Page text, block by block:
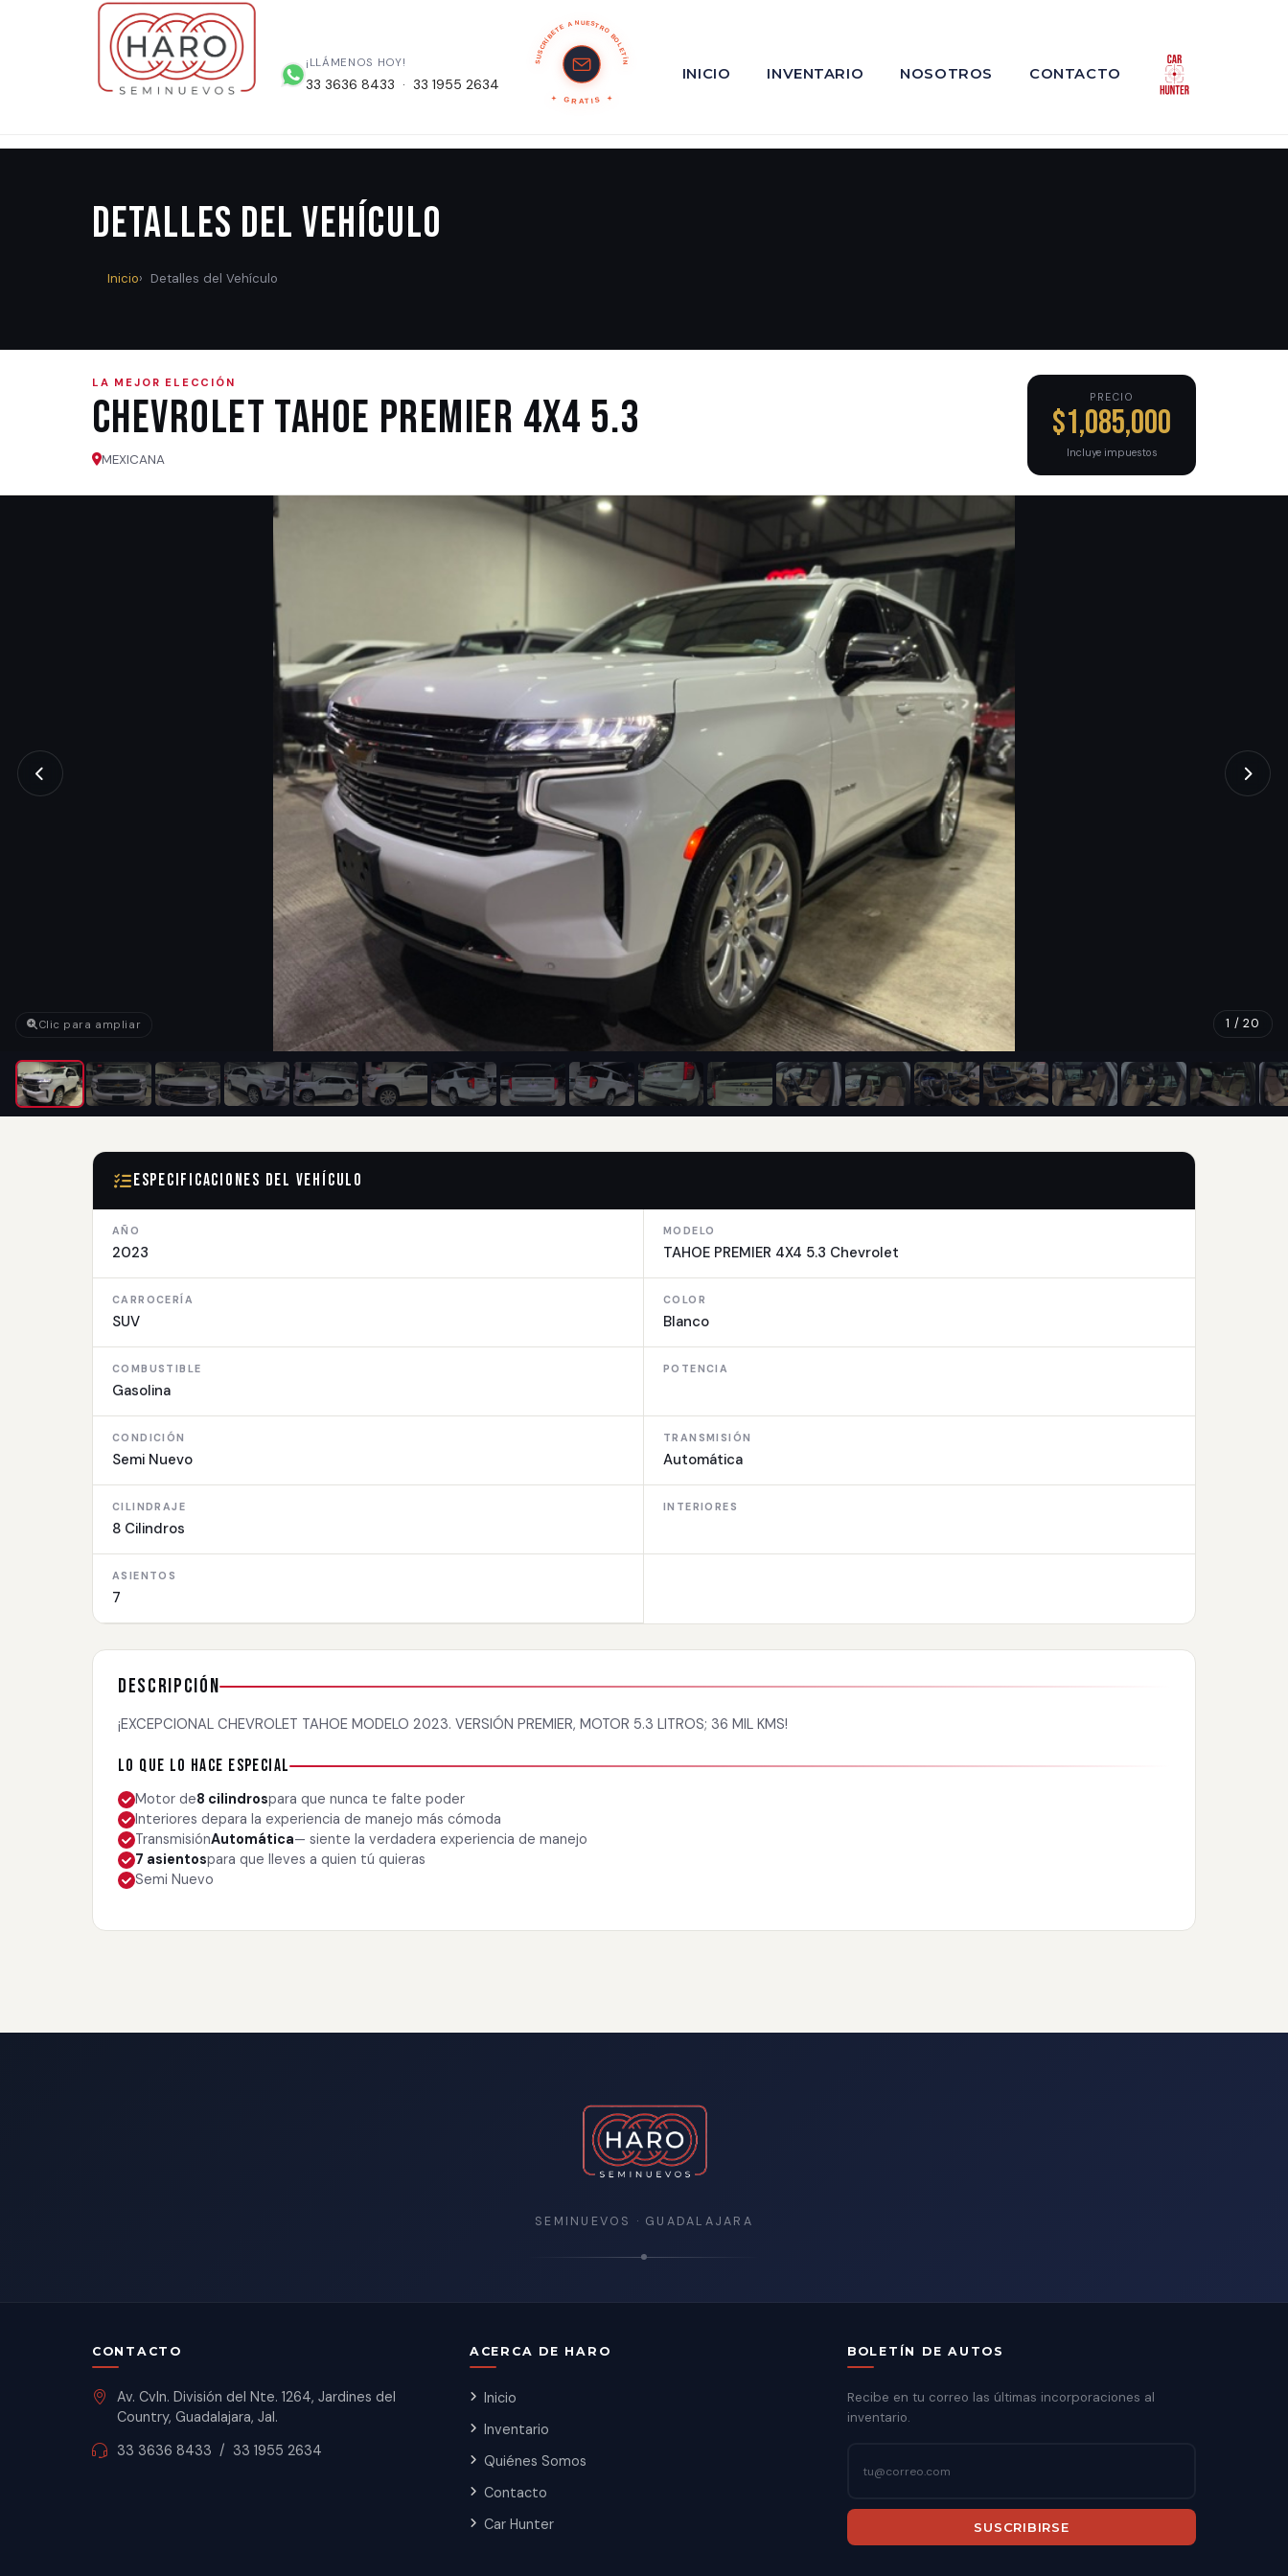
¡LLÁMENOS HOY!
33 3636 8433 · 33 1955 2634
SUSCRÍBETE A NUESTRO BOLETÍN
GRATIS
INICIO INVENTARIO NOSOTROS CONTACTO
Detalles del Vehículo
Inicio Detalles del Vehículo
LA MEJOR ELECCIÓN
Chevrolet TAHOE PREMIER 4X4 5.3
MEXICANA
PRECIO
$1,085,000
Incluye impuestos
1 / 20
Clic para ampliar
Especificaciones del Vehículo
AÑO
2023
MODELO
TAHOE PREMIER 4X4 5.3 Chevrolet
CARROCERÍA
SUV
COLOR
Blanco
COMBUSTIBLE
Gasolina
POTENCIA
CONDICIÓN
Semi Nuevo
TRANSMISIÓN
Automática
CILINDRAJE
8 Cilindros
INTERIORES
ASIENTOS
7
Descripción
¡EXCEPCIONAL CHEVROLET TAHOE MODELO 2023. VERSIÓN PREMIER, MOTOR 5.3 LITROS; 36 MIL KMS!
Lo que lo hace especial
Motor de8 cilindrospara que nunca te falte poder
Interiores depara la experiencia de manejo más cómoda
TransmisiónAutomática— siente la verdadera experiencia de manejo
7 asientospara que lleves a quien tú quieras
Semi Nuevo
SEMINUEVOS · GUADALAJARA
CONTACTO
Av. Cvln. División del Nte. 1264, Jardines del
Country, Guadalajara, Jal.
33 3636 8433 / 33 1955 2634
ACERCA DE HARO
Inicio
Inventario
Quiénes Somos
Contacto
Car Hunter
BOLETÍN DE AUTOS
Recibe en tu correo las últimas incorporaciones al
inventario.
SUSCRIBIRSE